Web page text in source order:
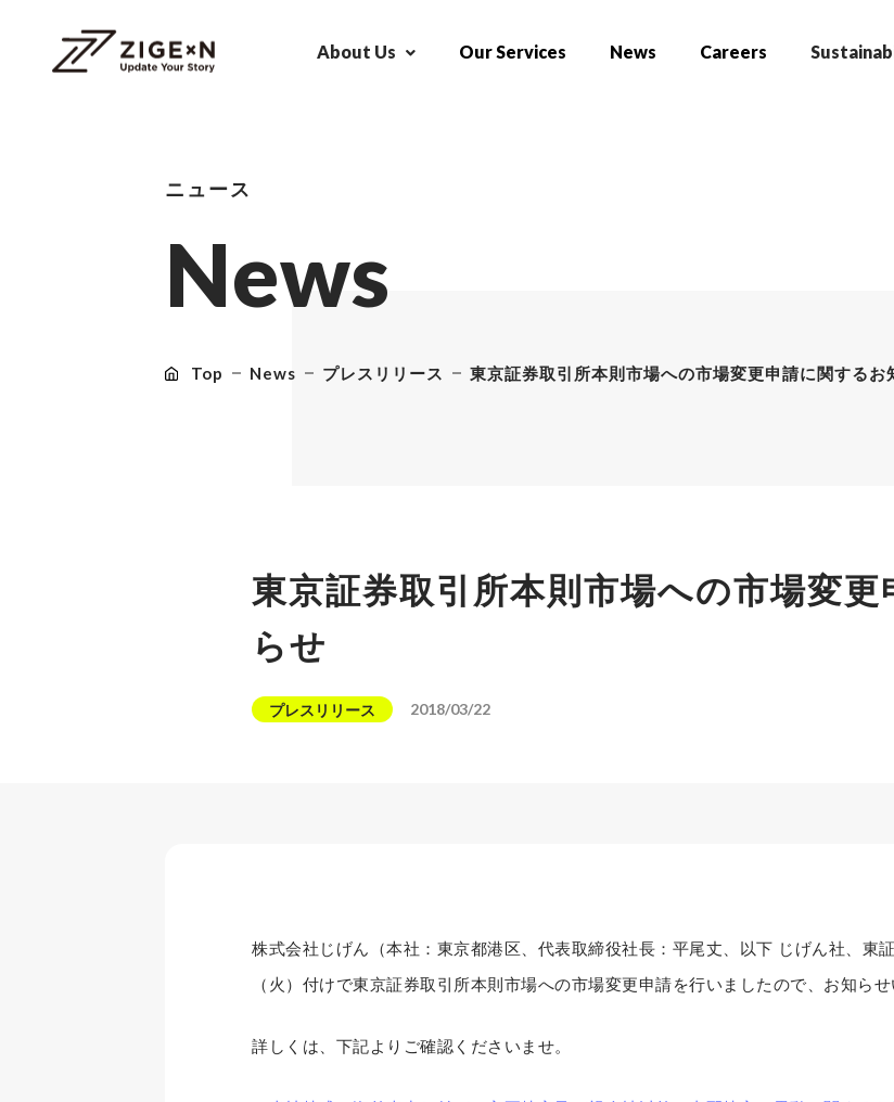
About Us Our Services News Careers
ニュース
News
Top News プレスリリース 東京証券取引所本則市場への市場変更申請に関するお
東京証券取引所本則市場への市場変
らせ
プレスリリース 2018/03/22
株式会社じげん（本社：東京都港区、代表取締役社長：平尾丈、以下 じげん社、東
（火）付けで東京証券取引所本則市場への市場変更申請を行いましたので、お知らせ
詳しくは、下記よりご確認くださいませ。